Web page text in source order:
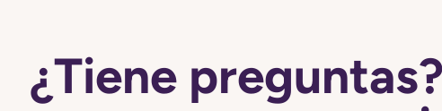
¿Tiene